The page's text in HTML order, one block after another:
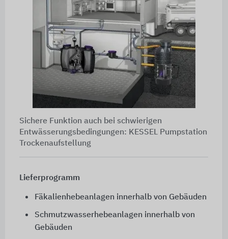
Sichere Funktion auch bei schwierigen
Entwässerungsbedingungen: KESSEL Pumpstation
Trockenaufstellung
Lieferprogramm
Fäkalienhebeanlagen innerhalb von Gebäuden
Schmutzwasserhebeanlagen innerhalb von
Gebäuden